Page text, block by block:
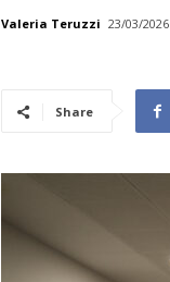
Valeria Teruzzi 23/03/2026
Share